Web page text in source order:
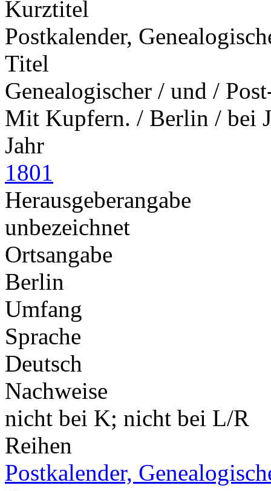
Kurztitel
Postkalender,
Titel
Genealogischer / und /
Mit Kupfern. / Berlin / bei
Jahr
1801
Herausgeberangabe
unbezeichnet
Ortsangabe
Berlin
Umfang
Sprache
Deutsch
Nachweise
nicht bei K; nicht bei L/R
Reihen
Postkalender,